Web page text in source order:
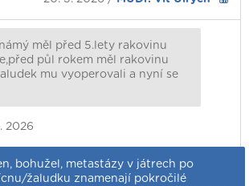
měl před 5.lety rakovinu
půl rokem měl rakovinu
mu vyoperovali a nyní se
2026
bohužel, metastázy v játrech po
žaludku znamenají pokročilé